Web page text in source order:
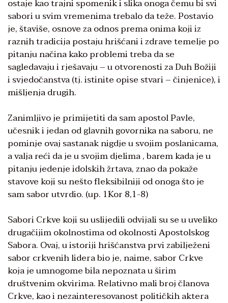
ostaje kao trajni spomenik i slika onoga čemu bi svi
sabori u svim vremenima trebalo da teže. Postavio
je, štaviše, osnove za odnos prema onima koji iz
raznih tradicija postaju hrišćani i zdrave temelje po
pitanju načina kako problemi treba da se
sagledavaju i rješavaju – u otvorenosti za Duh Božiji
i svjedočanstva (tj. istinite opise stvari – činjenice), i
mišljenja drugih.
Zanimljivo je primijetiti da sam apostol Pavle,
učesnik i jedan od glavnih govornika na saboru, ne
pominje ovaj sastanak nigdje u svojim poslanicama,
a valja reći da je u svojim djelima , barem kada je u
pitanju jedenje idolskih žrtava, znao da pokaže
stavove koji su nešto fleksibilniji od onoga što je
sam sabor utvrdio. (up. 1Kor 8,1-8)
Sabori Crkve koji su uslijedili odvijali su se u uveliko
drugačijim okolnostima od okolnosti Apostolskog
Sabora. Ovaj, u istoriji hrišćanstva prvi zabilježeni
sabor crkvenih lidera bio je, naime, sabor Crkve
koja je umnogome bila nepoznata u širim
društvenim okvirima. Relativno mali broj članova
Crkve, kao i nezainteresovanost političkih aktera